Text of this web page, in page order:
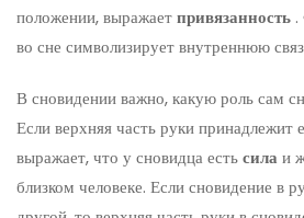
положении, выражаетпривязанность .
во сне символизирует внутреннюю
В сновидении важно, какую роль сам
Если верхняя часть руки принадлежит
выражает, что у сновидца естьсила и
близком человеке. Если сновидение в